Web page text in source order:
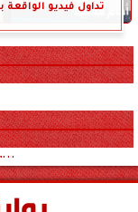
تداول فيديو